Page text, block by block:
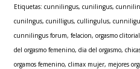
Etiquetas: cunnilingus, cunilingus,
cunilngus, cunilligus, cullingulus,
cunnilingus forum, felacion, orgasmo
del orgasmo femenino, dia del orgasmo,
orgamos femenino, climax mujer, mejores